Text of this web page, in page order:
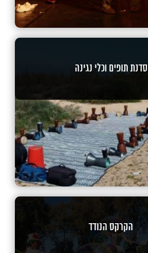
סדנת תופים וכלי נגינה
הקרקס הנודד